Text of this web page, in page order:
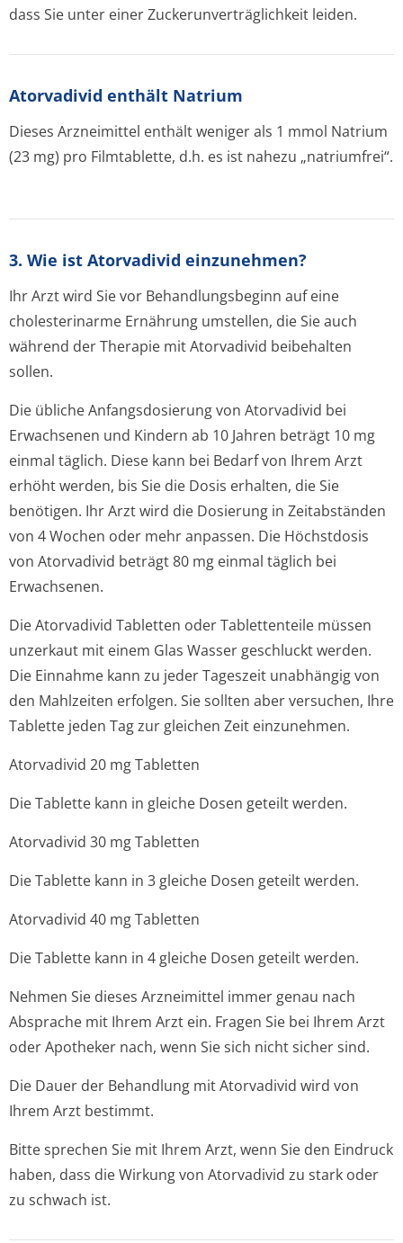
dass Sie unter einer Zuckerunverträglichke­it leiden.
Atorvadivid enthält Natrium
Dieses Arzneimittel enthält weniger als 1 mmol Natrium
(23 mg) pro Filmtablette, d.h. es ist nahezu „natriumfrei“.
3. Wie ist Atorvadivid einzunehmen?
Ihr Arzt wird Sie vor Behandlungsbeginn auf eine
cholesterinarme Ernährung umstellen, die Sie auch
während der Therapie mit Atorvadivid beibehalten
sollen.
Die übliche Anfangsdosierung von Atorvadivid bei
Erwachsenen und Kindern ab 10 Jahren beträgt 10 mg
einmal täglich. Diese kann bei Bedarf von Ihrem Arzt
erhöht werden, bis Sie die Dosis erhalten, die Sie
benötigen. Ihr Arzt wird die Dosierung in Zeitabständen
von 4 Wochen oder mehr anpassen. Die Höchstdosis
von Atorvadivid beträgt 80 mg einmal täglich bei
Erwachsenen.
Die Atorvadivid Tabletten oder Tablettenteile müssen
unzerkaut mit einem Glas Wasser geschluckt werden.
Die Einnahme kann zu jeder Tageszeit unabhängig von
den Mahlzeiten erfolgen. Sie sollten aber versuchen, Ihre
Tablette jeden Tag zur gleichen Zeit einzunehmen.
Atorvadivid 20 mg Tabletten
Die Tablette kann in gleiche Dosen geteilt werden.
Atorvadivid 30 mg Tabletten
Die Tablette kann in 3 gleiche Dosen geteilt werden.
Atorvadivid 40 mg Tabletten
Die Tablette kann in 4 gleiche Dosen geteilt werden.
Nehmen Sie dieses Arzneimittel immer genau nach
Absprache mit Ihrem Arzt ein. Fragen Sie bei Ihrem Arzt
oder Apotheker nach, wenn Sie sich nicht sicher sind.
Die Dauer der Behandlung mit Atorvadivid wird von
Ihrem Arzt bestimmt.
Bitte sprechen Sie mit Ihrem Arzt, wenn Sie den Eindruck
haben, dass die Wirkung von Atorvadivid zu stark oder
zu schwach ist.